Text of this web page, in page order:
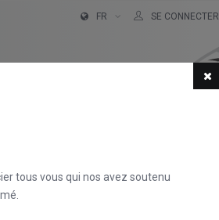
FR SE CONNECTER
tous vous qui nos avez soutenu